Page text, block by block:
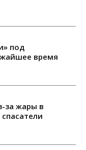
под
время
за жары в